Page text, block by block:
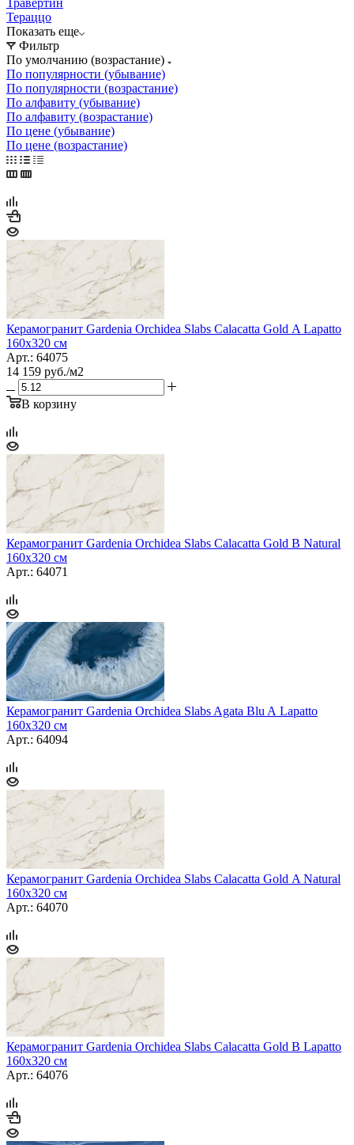
Тераццо
Показать еще
Фильтр
По умолчанию (возрастание)
По популярности (убывание)
По популярности (возрастание)
По алфавиту (убывание)
По алфавиту (возрастание)
По цене (убывание)
По цене (возрастание)
Керамогранит Gardenia Orchidea Slabs Calacatta Gold A Lapatto
160x320 см
Арт.: 64075
14 159 руб./м2
В корзину
Керамогранит Gardenia Orchidea Slabs Calacatta Gold B Natural
160x320 см
Арт.: 64071
Керамогранит Gardenia Orchidea Slabs Agata Blu A Lapatto
160x320 см
Арт.: 64094
Керамогранит Gardenia Orchidea Slabs Calacatta Gold A Natural
160x320 см
Арт.: 64070
Керамогранит Gardenia Orchidea Slabs Calacatta Gold B Lapatto
160x320 см
Арт.: 64076